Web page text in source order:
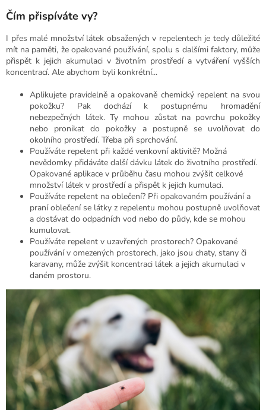
Čím přispíváte vy?
I přes malé množství látek obsažených v repelentech je tedy důležité
mít na paměti, že opakované používání, spolu s dalšími faktory, může
přispět k jejich akumulaci v životním prostředí a vytváření vyšších
koncentrací. Ale abychom byli konkrétní...
Aplikujete pravidelně a opakovaně chemický repelent na svou
pokožku? Pak dochází k postupnému hromadění
nebezpečných látek. Ty mohou zůstat na povrchu pokožky
nebo pronikat do pokožky a postupně se uvolňovat do
okolního prostředí. Třeba při sprchování.
Používáte repelent při každé venkovní aktivitě? Možná
nevědomky přidáváte další dávku látek do životního prostředí.
Opakované aplikace v průběhu času mohou zvýšit celkové
množství látek v prostředí a přispět k jejich kumulaci.
Používáte repelent na oblečení? Při opakovaném používání a
praní oblečení se látky z repelentu mohou postupně uvolňovat
a dostávat do odpadních vod nebo do půdy, kde se mohou
kumulovat.
Používáte repelent v uzavřených prostorech? Opakované
používání v omezených prostorech, jako jsou chaty, stany či
karavany, může zvýšit koncentraci látek a jejich akumulaci v
daném prostoru.